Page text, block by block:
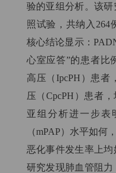
验的亚组分析。该
照试验，共纳入264
核心结论显示：
心室应答”的患者比
高压（IpcPH）患者
压（CpcPH）患者
亚组分析进一步表
（mPAP）水平如何
恶化事件发生率上均
研究发现肺血管阻